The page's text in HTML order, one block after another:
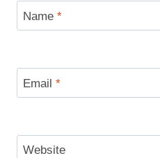
Name *
Email *
Website